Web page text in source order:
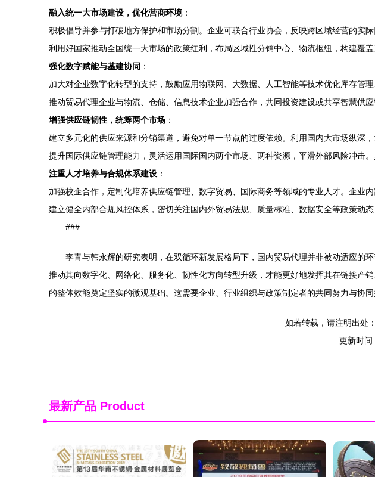
融入统一大市场建设，优化营商环境：
积极倡导并参与打破地方保护和市场分割。企业可联合行业协会，反映跨区域经营的实际
利用好国家推动全国统一大市场的政策红利，布局区域性分销中心、物流枢纽，构建覆盖
强化数字赋能与基建协同 ：
加大对企业数字化转型的支持，鼓励应用物联网、大数据、人工智能等技术优化库存管理
推动贸易代理企业与物流、仓储、信息技术企业加强合作，共同投资建设或共享智慧供
增强供应链韧性，统筹两个市场 ：
建立多元化的供应来源和分销渠道，避免对单一节点的过度依赖。利用国内大市场纵深
提升国际供应链管理能力，灵活运用国际国内两个市场、两种资源，平滑外部风险冲击
注重人才培养与合规体系建设 ：
加强校企合作，定制化培养供应链管理、数字贸易、国际商务等领域的专业人才。企业
建立健全内部合规风控体系，密切关注国内外贸易法规、质量标准、数据安全等政策动
###
李青与韩永辉的研究表明，在双循环新发展格局下，国内贸易代理并非被动适应的
推动其向数字化、网络化、服务化、韧性化方向转型升级，才能更好地发挥其在链接产
的整体效能奠定坚实的微观基础。这需要企业、行业组织与政策制定者的共同努力与协同
如若转载，请注明出处
更新时间
最新产品 Product